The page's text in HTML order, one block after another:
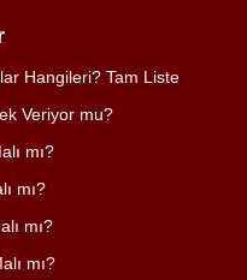
Hangileri? Tam Liste
Veriyor mu?
mı?
mı?
mı?
mı?